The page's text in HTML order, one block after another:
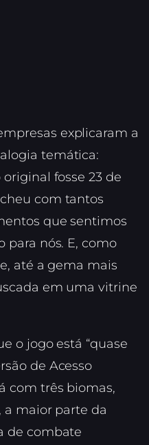
explicaram a
temática:
original fosse 23 de
com tantos
que sentimos
para nós. E, como
até a gema mais
em uma vitrine
o jogo está “quase
de Acesso
com três biomas,
a maior parte da
de combate